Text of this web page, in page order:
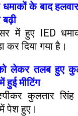
के बाद
बढ़ी
में हुए IED
कर दिया गया है।
लेकर तलब हुए
हुई मीटिंग
कुलतार
पेश हुए।